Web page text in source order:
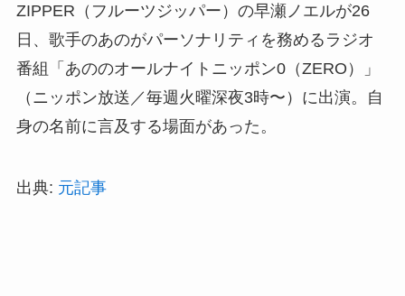
ZIPPER（フルーツジッパー）の早瀬ノエルが26
日、歌手のあのがパーソナリティを務めるラジオ
番組「あののオールナイトニッポン0（ZERO）」
（ニッポン放送／毎週火曜深夜3時〜）に出演。自
身の名前に言及する場面があった。
出典: 元記事